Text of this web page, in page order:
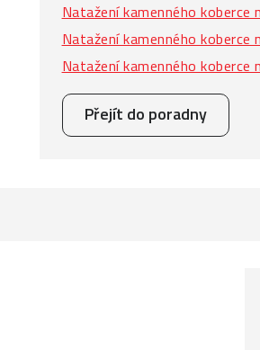
Natažení kamenného koberce
Natažení kamenného koberce
Natažení kamenného koberce
Přejít do poradny